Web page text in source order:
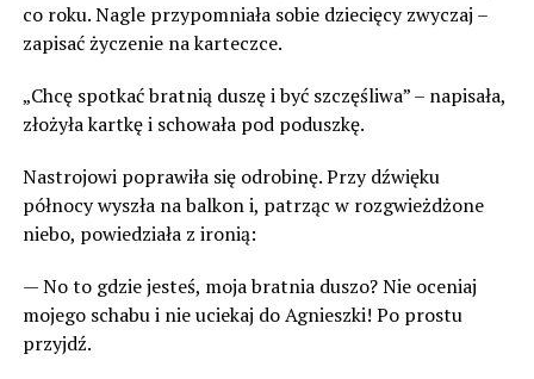
co roku. Nagle przypomniała sobie dziecięcy zwyczaj –
zapisać życzenie na karteczce.
„Chcę spotkać bratnią duszę i być szczęśliwa” – napisała,
złożyła kartkę i schowała pod poduszkę.
Nastrojowi poprawiła się odrobinę. Przy dźwięku
północy wyszła na balkon i, patrząc w rozgwieżdżone
niebo, powiedziała z ironią:
— No to gdzie jesteś, moja bratnia duszo? Nie oceniaj
mojego schabu i nie uciekaj do Agnieszki! Po prostu
przyjdź.